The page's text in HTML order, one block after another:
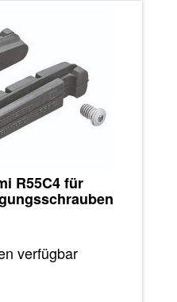
R55C4 für
verfügbar